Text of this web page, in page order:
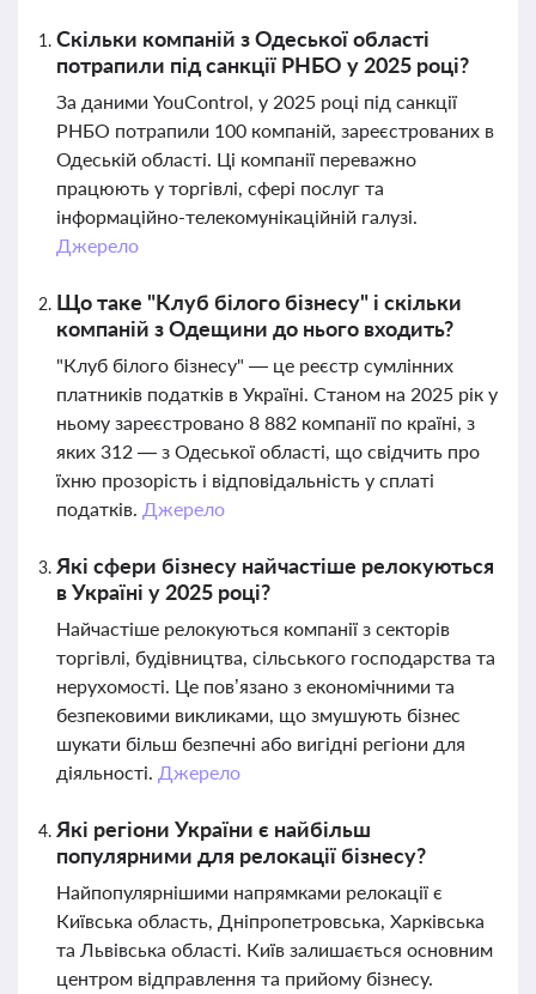
Скільки компаній з Одеської області
потрапили під санкції РНБО у 2025 році?
За даними YouControl, у 2025 році під санкції
РНБО потрапили 100 компаній, зареєстрованих в
Одеській області. Ці компанії переважно
працюють у торгівлі, сфері послуг та
інформаційно-телекомунікаційній галузі.
Джерело
Що таке "Клуб білого бізнесу" і скільки
компаній з Одещини до нього входить?
"Клуб білого бізнесу" — це реєстр сумлінних
платників податків в Україні. Станом на 2025 рік у
ньому зареєстровано 8 882 компанії по країні, з
яких 312 — з Одеської області, що свідчить про
їхню прозорість і відповідальність у сплаті
податків. Джерело
Які сфери бізнесу найчастіше релокуються
в Україні у 2025 році?
Найчастіше релокуються компанії з секторів
торгівлі, будівництва, сільського господарства та
нерухомості. Це пов’язано з економічними та
безпековими викликами, що змушують бізнес
шукати більш безпечні або вигідні регіони для
діяльності. Джерело
Які регіони України є найбільш
популярними для релокації бізнесу?
Найпопулярнішими напрямками релокації є
Київська область, Дніпропетровська, Харківська
та Львівська області. Київ залишається основним
центром відправлення та прийому бізнесу.